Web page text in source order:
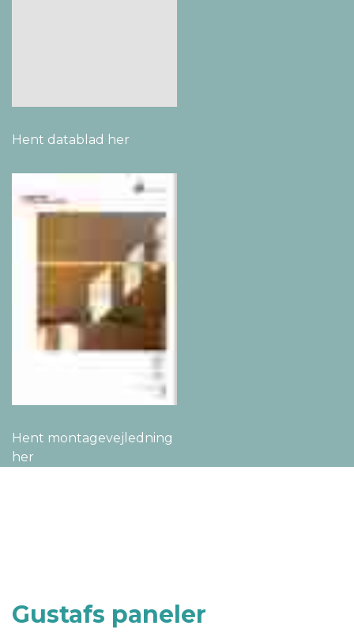
Hent datablad her
Hent montage­vejledning
her
Gustafs paneler